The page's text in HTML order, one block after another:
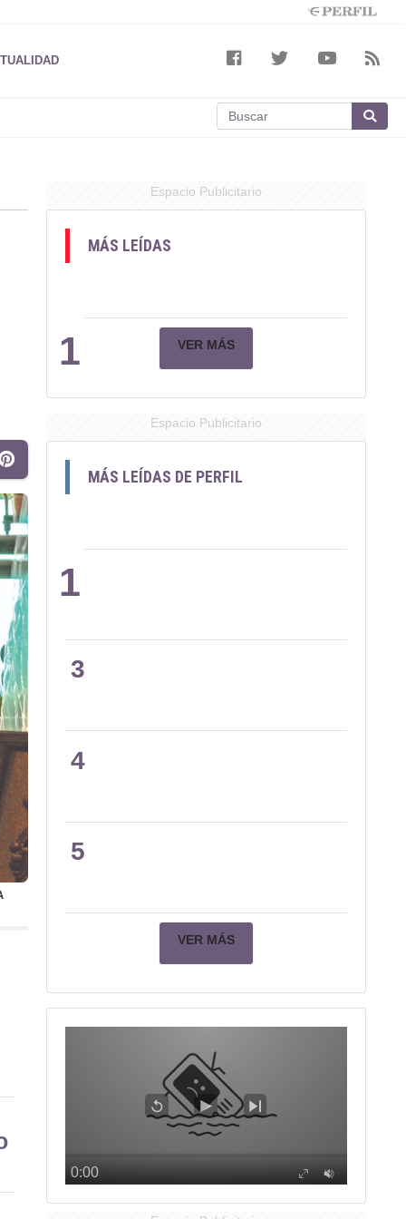
Espacio Publicitario
MÁS LEÍDAS
1 VER MÁS
Espacio Publicitario
MÁS LEÍDAS DE PERFIL
1
2
3
4
5
VER MÁS